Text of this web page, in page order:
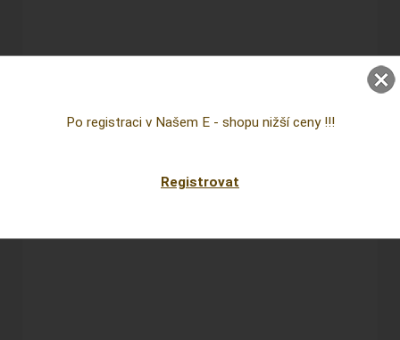
Po registraci v Našem E - shopu nižší ceny !!!
Registrovat